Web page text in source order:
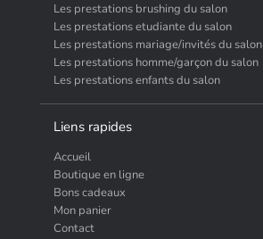
Les prestations brushing du salon
Les prestations etudiante du salon
Les prestations mariage/invités du salon
Les prestations homme/garçon du salon
Les prestations enfants du salon
Liens rapides
Accueil
Boutique en ligne
Bons cadeaux
Mon panier
Contact